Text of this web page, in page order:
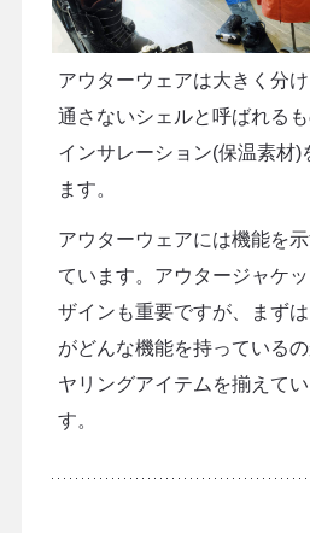
アウターウェアは大きく分
通さないシェルと呼ばれる
インサレーション(保温素材)
ます。
アウターウェアには機能を
ています。アウタージャケ
ザインも重要ですが、まず
がどんな機能を持っている
ヤリングアイテムを揃えて
す。